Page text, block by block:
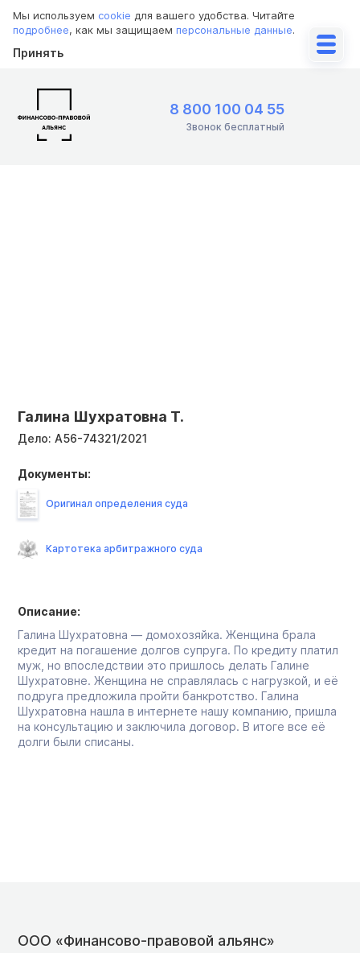
Мы используем cookie для вашего удобства. Читайте
подробнее, как мы защищаем персональные данные.
Принять
8 800 100 04 55
Звонок бесплатный
Галина Шухратовна Т.
Дело: А56-74321/2021
Описание:
Галина Шухратовна — домохозяйка. Женщина брала
кредит на погашение долгов супруга. По кредиту платил
муж, но впоследствии это пришлось делать Галине
Шухратовне. Женщина не справлялась с нагрузкой, и её
подруга предложила пройти банкротство. Галина
Шухратовна нашла в интернете нашу компанию, пришла
на консультацию и заключила договор. В итоге все её
долги были списаны.
Документы:
Оригинал определения суда
Картотека арбитражного суда
ООО «Финансово-правовой альянс»